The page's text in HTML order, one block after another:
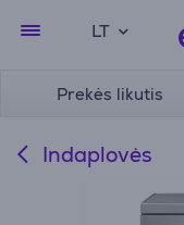
LT
Prekės likutis
Indaplovės